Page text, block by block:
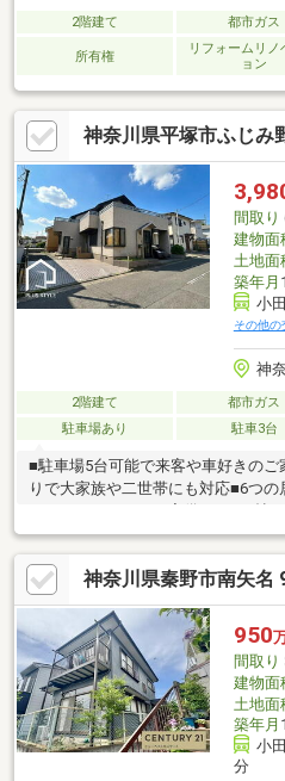
2階建て 都市ガス
所有権
リフォームリノ
ョン
神奈川県平塚市ふじみ
間取り
建物面
土地面
築年月
小
その他の
神
2階建て 都市ガス
駐車場あり
駐車3台
■駐車場5台可能で来客や車好きのご
りで大家族や二世帯にも対応■6つの
インクローゼットを完備■LDK21帖
たり実現■ゆとりある広さのバルコ
グ、お子様のプール遊びなども楽し
おすすめの柔軟な間取り
神奈川県秦野市南矢名
950
間取り
建物面
土地面
築年月
小
分